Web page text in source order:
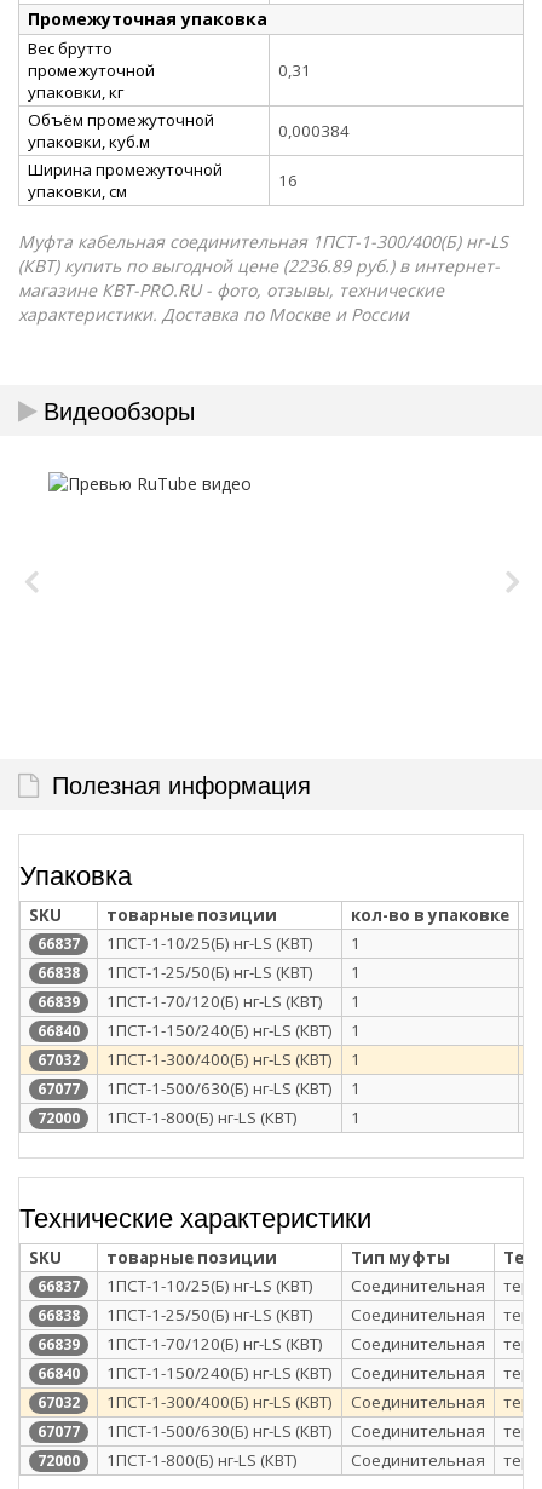
Промежуточная упаковка
Вес брутто
промежуточной
упаковки, кг
0,31
Объём промежуточной
упаковки, куб.м
0,000384
Ширина промежуточной
упаковки, см
16
Муфта кабельная соединительная 1ПСТ-1-300/400(Б) нг-LS
(КВТ) купить по выгодной цене (2236.89 руб.) в интернет-
магазине КВТ-PRO.RU - фото, отзывы, технические
характеристики. Доставка по Москве и России
Видеообзоры
Полезная информация
Упаковка
SKU товарные позиции кол-во в упаковке
66837 1ПСТ-1-10/25(Б) нг-LS (КВТ) 1
66838 1ПСТ-1-25/50(Б) нг-LS (КВТ) 1
66839 1ПСТ-1-70/120(Б) нг-LS (КВТ) 1
66840 1ПСТ-1-150/240(Б) нг-LS (КВТ) 1
67032 1ПСТ-1-300/400(Б) нг-LS (КВТ) 1
67077 1ПСТ-1-500/630(Б) нг-LS (КВТ) 1
72000 1ПСТ-1-800(Б) нг-LS (КВТ) 1
Технические характеристики
SKU товарные позиции Тип муфты
66837 1ПСТ-1-10/25(Б) нг-LS (КВТ) Соединительная
66838 1ПСТ-1-25/50(Б) нг-LS (КВТ) Соединительная
66839 1ПСТ-1-70/120(Б) нг-LS (КВТ) Соединительная
66840 1ПСТ-1-150/240(Б) нг-LS (КВТ) Соединительная
67032 1ПСТ-1-300/400(Б) нг-LS (КВТ) Соединительная
67077 1ПСТ-1-500/630(Б) нг-LS (КВТ) Соединительная
72000 1ПСТ-1-800(Б) нг-LS (КВТ) Соединительная